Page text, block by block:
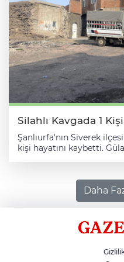
elektronik sigara, 16
nargile tütünü, 96 şişe
aroma, 22 gebelik testi
30 fişek ele geçirildi. Jandarma ekipleri, 4 şüpheli
hakkında adli işlem
Silahlı Kavgada 1
Şanlıurfa'nın Siverek
kişi hayatını kaybetti. Gülabibey Mahallesi'ndeki bir
ekipleri sevk edildi. Kavgada yaralanan ve sağlık
ekiplerince Siverek
kişi hayatını kaybetti. Olayın ardından güvenlik
kamerası görüntülerini
ekipleri, 8 şüpheliyi
Daha